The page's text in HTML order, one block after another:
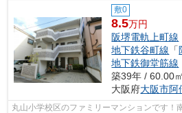
敷0
8.5万円
阪堺電軌上町線
地下鉄谷町線 「
地下鉄御堂筋線
築39年 / 60.00㎡
大阪府大阪市阿
丸山小学校区のファミリーマンションです！